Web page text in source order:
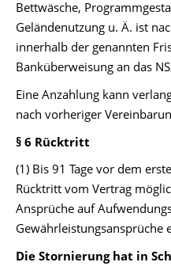
Bettwäsche,
Geländenutzung u. Ä. ist
innerhalb der genannten
Banküberweisung an das
Eine Anzahlung kann
nach vorheriger
§ 6 Rücktritt
(1) Bis 91 Tage vor dem
Rücktritt vom Vertrag
Ansprüche auf
Gewährleistungsansprüche
Die Stornierung hat in